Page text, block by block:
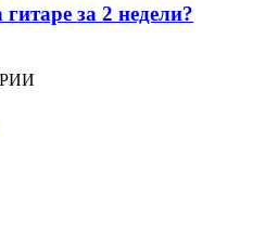
за 2 недели?